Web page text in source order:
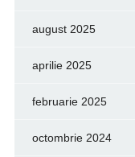
august 2025
aprilie 2025
februarie 2025
octombrie 2024